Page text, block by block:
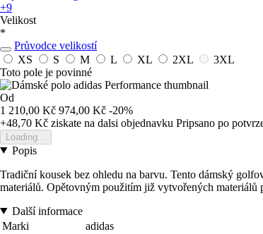
+9
Velikost
*
Průvodce velikostí
XS
S M L XL 2XL
3XL
Toto pole je povinné
Od
1 210,00 Kč 974,00 Kč -20%
+48,70 Kč ziskate na dalsi objednavku Pripsano po
Loading...
Popis
Tradiční kousek bez ohledu na barvu. Tento dámský
materiálů. Opětovným použitím již vytvořených materiálů
Další informace
Marki
adidas